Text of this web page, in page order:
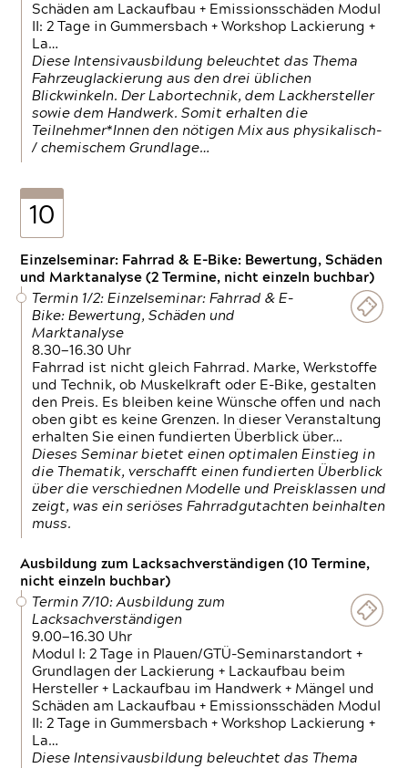
Schäden am Lackaufbau + Emissionsschäden Modul
II: 2 Tage in Gummersbach + Workshop Lackierung +
La…
Diese Intensivausbildung beleuchtet das Thema
Fahrzeuglackierung aus den drei üblichen
Blickwinkeln. Der Labortechnik, dem Lackhersteller
sowie dem Handwerk. Somit erhalten die
Teilnehmer*Innen den nötigen Mix aus physikalisch-
/ chemischem Grundlage…
10
Einzelseminar: Fahrrad & E-Bike: Bewertung, Schäden
und Marktanalyse (2 Termine, nicht einzeln buchbar)
Termin 1/2: Einzelseminar: Fahrrad & E-
Bike: Bewertung, Schäden und
Marktanalyse
8.30—16.30 Uhr
Fahrrad ist nicht gleich Fahrrad. Marke, Werkstoffe
und Technik, ob Muskelkraft oder E-Bike, gestalten
den Preis. Es bleiben keine Wünsche offen und nach
oben gibt es keine Grenzen. In dieser Veranstaltung
erhalten Sie einen fundierten Überblick über…
Dieses Seminar bietet einen optimalen Einstieg in
die Thematik, verschafft einen fundierten Überblick
über die verschiednen Modelle und Preisklassen und
zeigt, was ein seriöses Fahrradgutachten beinhalten
muss.
Ausbildung zum Lacksachverständigen (10 Termine,
nicht einzeln buchbar)
Termin 7/10: Ausbildung zum
Lacksachverständigen
9.00—16.30 Uhr
Modul I: 2 Tage in Plauen/GTÜ-Seminarstandort +
Grundlagen der Lackierung + Lackaufbau beim
Hersteller + Lackaufbau im Handwerk + Mängel und
Schäden am Lackaufbau + Emissionsschäden Modul
II: 2 Tage in Gummersbach + Workshop Lackierung +
La…
Diese Intensivausbildung beleuchtet das Thema